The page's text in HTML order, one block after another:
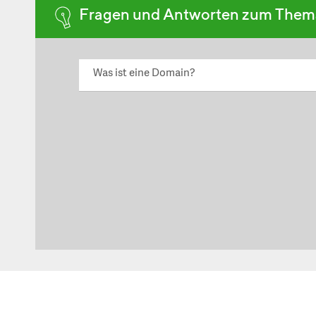
Fragen und Antworten zum
Was ist eine Domain?